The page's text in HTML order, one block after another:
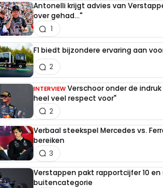
INLOGGEN
Antonelli krijgt advies van
over gehad..."
1
F1 biedt bijzondere ervaring aan
2
INTERVIEW Verschoor onder de
heel veel respect voor"
2
Verbaal steekspel Mercedes vs.
bereiken
3
Verstappen pakt rapportcijfer 10
buitencategorie